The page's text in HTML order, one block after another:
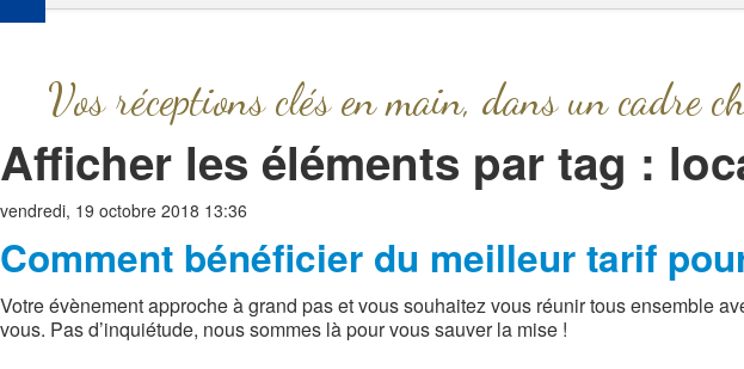
Vos réceptions clés en main, dans un cadre
Afficher les éléments par tag :
vendredi, 19 octobre 2018 13:36
Comment bénéficier du meilleur tarif
Votre évènement approche à grand pas et vous souhaitez vous réunir tous ensemble
vous. Pas d’inquiétude, nous sommes là pour vous sauver la mise !